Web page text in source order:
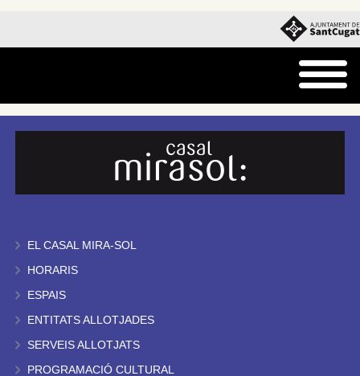
EL CASAL MIRA-SOL
HORARIS
ESPAIS
ENTITATS ALLOTJADES
SERVEIS ALLOTJATS
PROGRAMACIÓ CULTURAL